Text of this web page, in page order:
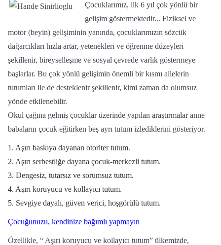
Çocuklarımız, ilk 6 yıl çok yönlü bir
gelişim göstermektedir... Fiziksel ve
motor (beyin) gelişiminin yanında, çocuklarımızın sözcük
dağarcıkları hızla artar, yetenekleri ve öğrenme düzeyleri
şekillenir, bireyselleşme ve sosyal çevrede varlık göstermeye
başlarlar. Bu çok yönlü gelişimin önemli bir kısmı ailelerin
tutumları ile de desteklenir şekillenir, kimi zaman da olumsuz
yönde etkilenebilir.
Okul çağına gelmiş çocuklar üzerinde yapılan araştırmalar anne
babaların çocuk eğitirken beş ayrı tutum izlediklerini gösteriyor.
1. Aşırı baskıya dayanan otoriter tutum.
2. Aşırı serbestliğe dayana çocuk-merkezli tutum.
3. Dengesiz, tutarsız ve sorumsuz tutum.
4. Aşırı koruyucu ve kollayıcı tutum.
5. Sevgiye dayalı, güven verici, hoşgörülü tutum.
Çocuğunuzu, kendinize bağımlı yapmayın
Özellikle, “ Aşırı koruyucu ve kollayıcı tutum” ülkemizde,